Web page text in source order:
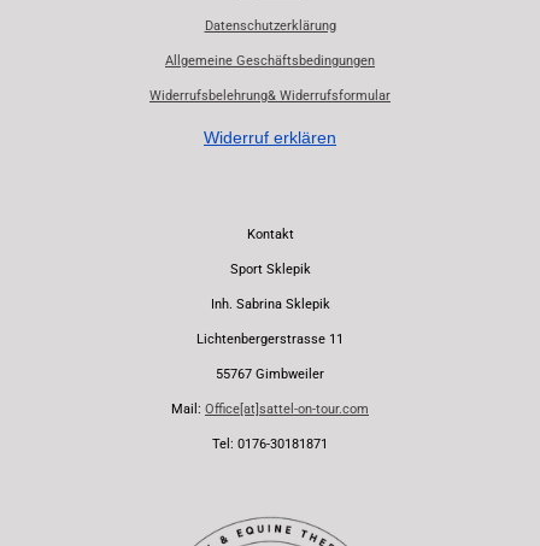
Datenschutzerklärung
Allgemeine Geschäftsbedingungen
Widerrufsbelehrung& Widerrufsformular
Widerruf erklären
Kontakt
Sport Sklepik
Inh. Sabrina Sklepik
Lichtenbergerstrasse 11
55767 Gimbweiler
Mail: Office[at]sattel-on-tour.com
Tel: 0176-30181871